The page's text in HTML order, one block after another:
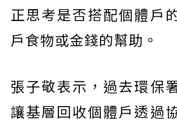
正思考是否搭配個體戶
戶食物或金錢的幫助。
張子敬表示，過去環保
讓基層回收個體戶透過